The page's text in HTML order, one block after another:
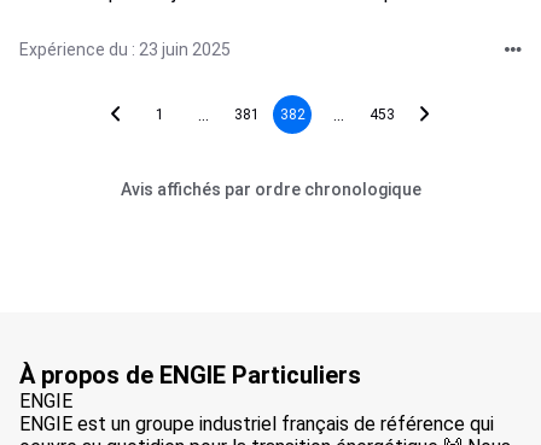
Expérience du : 23 juin 2025
1 381 382 453
Avis affichés par ordre chronologique
À propos de ENGIE Particuliers
ENGIE
ENGIE est un groupe industriel français de référence qui